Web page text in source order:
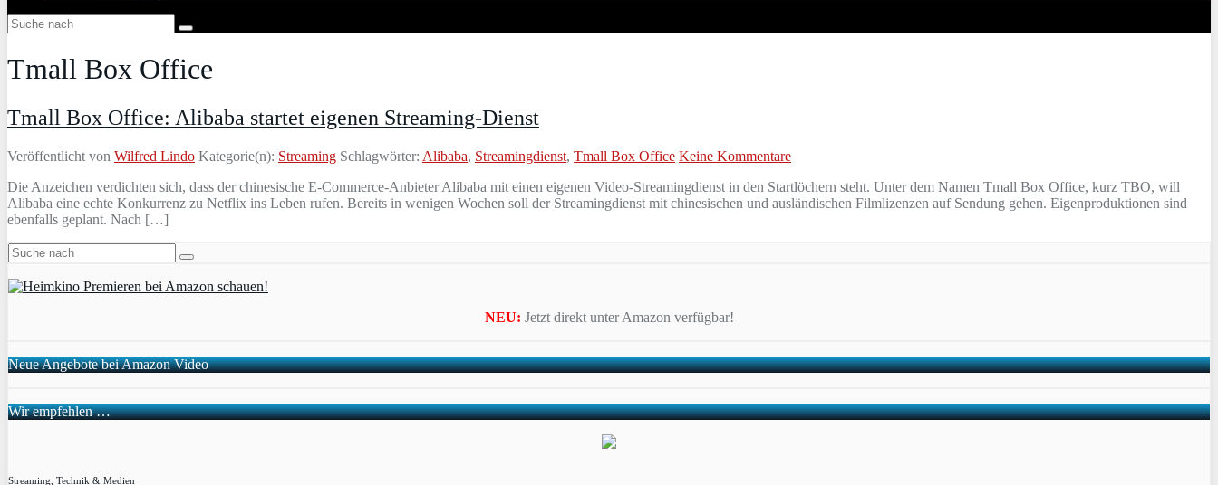
Tmall Box Office
Tmall Box Office: Alibaba startet eigenen Streaming-Dienst
Veröffentlicht von Wilfred Lindo Kategorie(n): Streaming Schlagwörter: Alibaba, Streamingdienst, Tmall Box Office Keine Kommentare
Die Anzeichen verdichten sich, dass der chinesische E-Commerce-Anbieter Alibaba mit einen eigenen Video-Streamingdienst in den Startlöchern steht. Unter dem Namen Tmall Box Office, kurz TBO, will
Alibaba eine echte Konkurrenz zu Netflix ins Leben rufen. Bereits in wenigen Wochen soll der Streamingdienst mit chinesischen und ausländischen Filmlizenzen auf Sendung gehen. Eigenproduktionen sind
ebenfalls geplant. Nach […]
NEU: Jetzt direkt unter Amazon verfügbar!
Neue Angebote bei Amazon Video
Wir empfehlen …
Streaming, Technik & Medien